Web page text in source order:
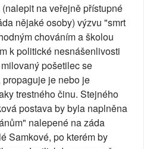
na veřejně přístupné
nějaké osoby) výzvu "smrt
chováním a školou
k politické nesnášenlivosti
pošetilec se
je nebo je
trestného činu. Stejného
postava by byla naplněna
nalepené na záda
Samkové, po kterém by